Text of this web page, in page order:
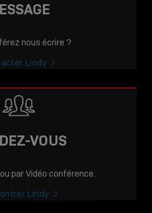
nous écrire ?
Lindy
VOUS
par Vidéo conférence.
Lindy